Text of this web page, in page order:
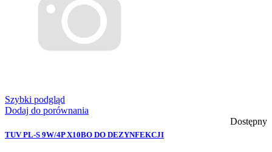
Szybki podgląd
Dodaj do porównania
Dostępny
TUV PL-S 9W/4P X10BO DO DEZYNFEKCJI